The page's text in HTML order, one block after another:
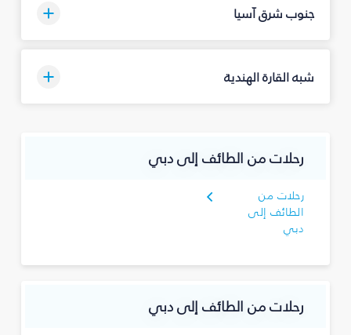
جنوب شرق آسيا
شبه القارة الهندية
رحلات من الطائف إلى دبي
رحلات من
الطائف إلى
دبي
رحلات من الطائف إلى دبي